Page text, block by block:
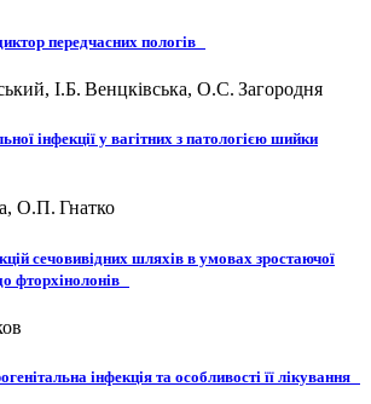
передчасних пологів
І.Б. Венцківська, О.С. Загородня
інфекції у вагітних з патологією шийки
О.П. Гнатко
сечовивідних шляхів в умовах зростаючої
фторхінолонів
інфекція та особливості її лікування